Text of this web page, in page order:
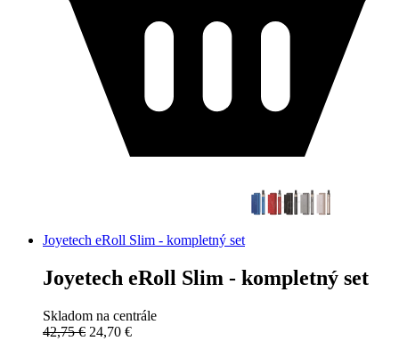
Joyetech eRoll Slim - kompletný set
Joyetech eRoll Slim - kompletný set
Skladom na centrále
42,75 € 24,70 €